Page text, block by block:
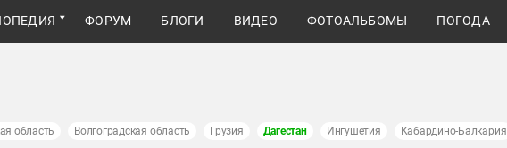
ФОРУМ БЛОГИ ВИДЕО ФОТОАЛЬБОМЫ ПОГОДА
область Волгоградская область Грузия Дагестан Ингушетия Кабардино-Балкария